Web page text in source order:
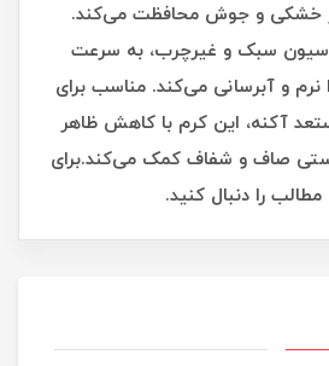
خشکی و جوش محافظت می‌کند.
سبک و غیرچرب، به سرعت
و آبرسانی می‌کند. مناسب برای
آکنه، این کرم با کاهش ظاهر
صاف و شفاف کمک می‌کند.برای
را دنبال کنید.